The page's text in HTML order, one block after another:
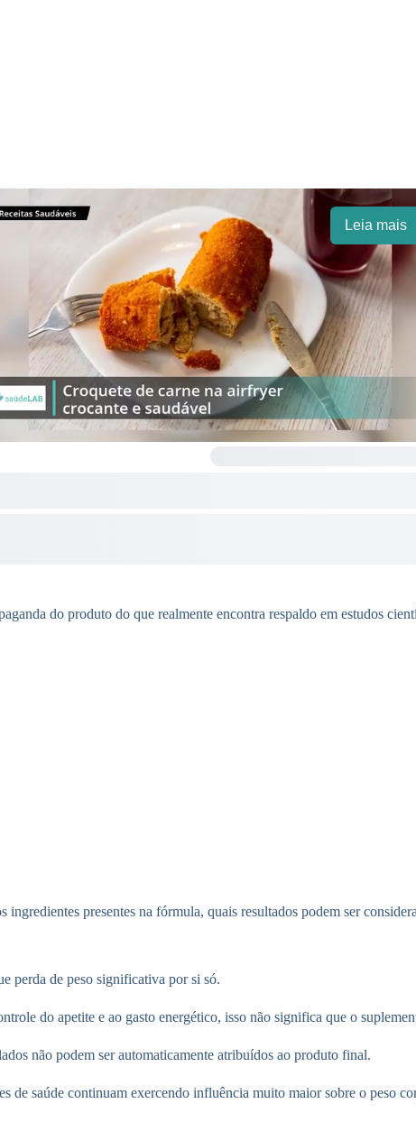
Leia mais
do produto do que realmente encontra respaldo em estudos
presentes na fórmula, quais resultados podem ser
perda de peso significativa por si só.
do apetite e ao gasto energético, isso não significa que o
não podem ser automaticamente atribuídos ao produto final.
de saúde continuam exercendo influência muito maior sobre o peso